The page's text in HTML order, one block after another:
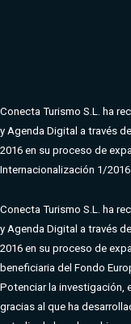
Conecta Turismo S.L. ha
y Agenda Digital a través
2016 en su proceso de
Internacionalización 1/2016
Conecta Turismo S.L. ha
y Agenda Digital a través
2016 en su proceso de
beneficiaria del Fondo
Potenciar la investigación,
gracias al que ha